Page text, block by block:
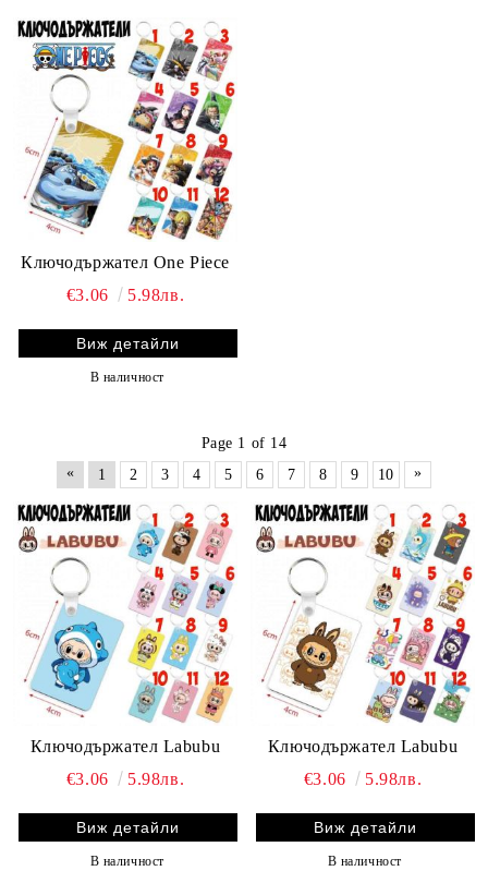
Ключодържател One Piece
€3.06
5.98лв.
Виж детайли
В наличност
Page 1 of 14
«
1 2 3 4 5 6 7 8 9 10 »
Ключодържател Labubu
€3.06
5.98лв.
Виж детайли
В наличност
Ключодържател Labubu
€3.06
5.98лв.
Виж детайли
В наличност